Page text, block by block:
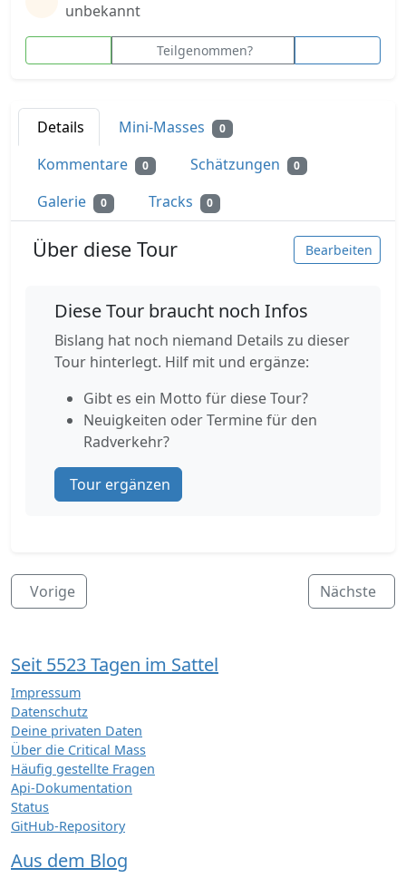
unbekannt
Teilgenommen?
Details Mini-Masses 0
Kommentare 0 Schätzungen 0
Galerie 0 Tracks 0
Über diese Tour Bearbeiten
Diese Tour braucht noch Infos
Bislang hat noch niemand Details zu dieser
Tour hinterlegt. Hilf mit und ergänze:
Gibt es ein Motto für diese Tour?
Neuigkeiten oder Termine für den
Radverkehr?
Tour ergänzen
Vorige Nächste
Seit 5523 Tagen im Sattel
Impressum
Datenschutz
Deine privaten Daten
Über die Critical Mass
Häufig gestellte Fragen
Api-Dokumentation
Status
GitHub-Repository
Aus dem Blog